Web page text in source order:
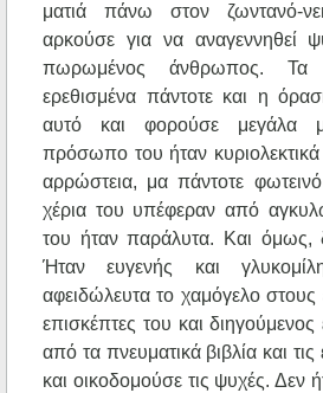
ματιά πάνω στον ζωντανό-
αρκούσε για να αναγεννηθεί
πωρωμένος άνθρωπος. Τα
ερεθισμένα πάντοτε και η
αυτό και φορούσε μεγάλα
πρόσωπο του ήταν
αρρώστεια, μα πάντοτε
χέρια του υπέφεραν από
του ήταν παράλυτα. Και όμως,
Ήταν ευγενής και
αφειδώλευτα το χαμόγελο
επισκέπτες του και διηγούμενος
από τα πνευματικά βιβλία και τις
και οικοδομούσε τις ψυχές. Δεν